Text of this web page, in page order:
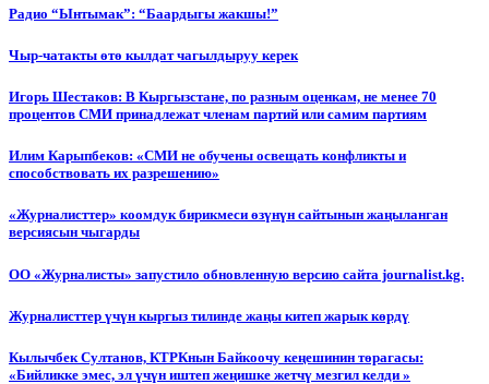
Радио “Ынтымак”: “Баардыгы жакшы!”
Чыр-чатакты өтө кылдат чагылдыруу керек
Игорь Шестаков: В Кыргызстане, по разным оценкам, не менее 70
процентов СМИ принадлежат членам партий или самим партиям
Илим Карыпбеков: «СМИ не обучены освещать конфликты и
способствовать их разрешению»
«Журналисттер» коомдук бирикмеси өзүнүн сайтынын жаңыланган
версиясын чыгарды
ОО «Журналисты» запустило обновленную версию сайта journalist.kg.
Журналисттер үчүн кыргыз тилинде жаңы китеп жарык көрдү
Кылычбек Султанов, КТРКнын Байкоочу кеңешинин төрагасы:
«Бийликке эмес, эл үчүн иштеп жеңишке жетчү мезгил келди »